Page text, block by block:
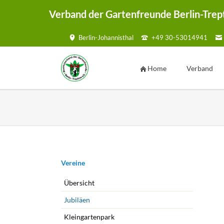
Verband der Gartenfreunde Berlin-
Berlin-Johannisthal +49 30-53014941
Home Verband
Navigation
Vereine
Übersicht
Jubiläen
Kleingartenpark